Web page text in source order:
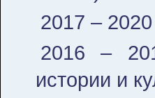
2017 –
2016 –
истории и